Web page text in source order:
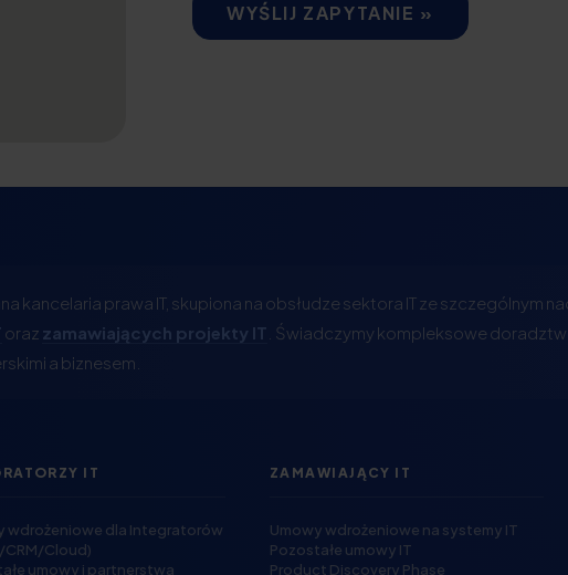
WYŚLIJ ZAPYTANIE »
kancelaria prawa IT, skupiona na obsłudze sektora IT ze szczególnym
oraz zamawiających projekty IT . Świadczymy kompleksowe
a biznesem.
IT
wdrożeniowe dla Integratorów
CRM/Cloud)
umowy i partnerstwa
ZAMAWIAJĄCY IT
Umowy wdrożeniowe na systemy IT
Pozostałe umowy IT
Product Discovery Phase